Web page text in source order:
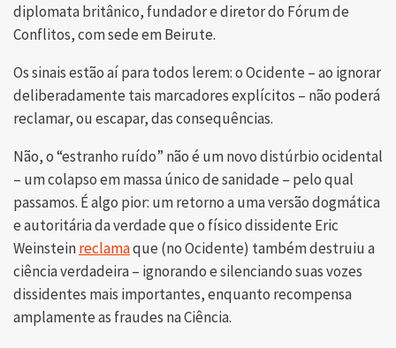
diplomata britânico, fundador e diretor do Fórum de
Conflitos, com sede em Beirute.
Os sinais estão aí para todos lerem: o Ocidente – ao ignorar
deliberadamente tais marcadores explícitos – não poderá
reclamar, ou escapar, das consequências.
Não, o “estranho ruído” não é um novo distúrbio ocidental
– um colapso em massa único de sanidade – pelo qual
passamos. É algo pior: um retorno a uma versão dogmática
e autoritária da verdade que o físico dissidente Eric
Weinsteinreclamaque (no Ocidente) também destruiu a
ciência verdadeira – ignorando e silenciando suas vozes
dissidentes mais importantes, enquanto recompensa
amplamente as fraudes na Ciência.